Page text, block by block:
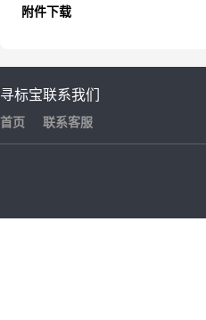
附件下载
寻标宝
首页
联系我们
联系客服